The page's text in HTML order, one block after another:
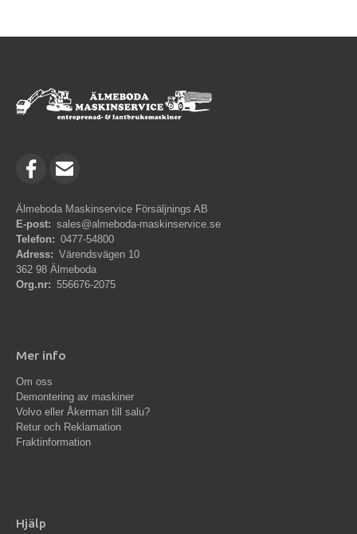
Älmeboda Maskinservice Försäljnings AB
E-post: sales@almeboda-maskinservice.se
Telefon: 0477-54800
Adress: Värendsvägen 10
362 98 Älmeboda
Org.nr: 556676-2075
Mer info
Om oss
Demontering av maskiner
Volvo eller Åkerman till salu?
Retur och Reklamation
Fraktinformation
Hjälp